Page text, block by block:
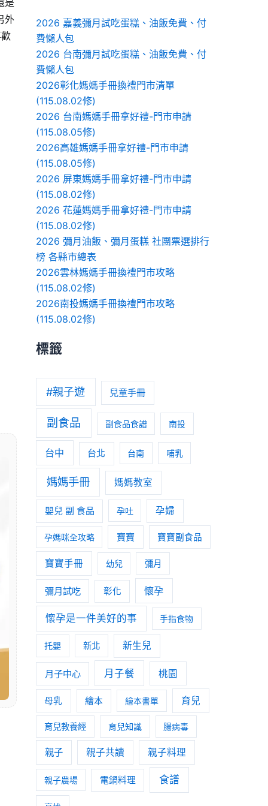
是
外
2026 嘉義彌月試吃蛋糕、油飯免費、付
費懶人包
2026 台南彌月試吃蛋糕、油飯免費、付
費懶人包
2026彰化媽媽手冊換禮門市清單
(115.08.02修)
2026 台南媽媽手冊拿好禮-門市申請
(115.08.05修)
2026高雄媽媽手冊拿好禮-門市申請
(115.08.05修)
2026 屏東媽媽手冊拿好禮-門市申請
(115.08.02修)
2026 花蓮媽媽手冊拿好禮-門市申請
(115.08.02修)
2026 彌月油飯、彌月蛋糕 社團票選排行
榜 各縣市總表
2026雲林媽媽手冊換禮門市攻略
(115.08.02修)
2026南投媽媽手冊換禮門市攻略
(115.08.02修)
標籤
#親子遊 兒童手冊
副食品 副食品食譜 南投
台中 台北 台南 哺乳
媽媽手冊 媽媽教室
嬰兒 副 食品 孕吐 孕婦
孕媽咪全攻略 寶寶 寶寶副食品
寶寶手冊 幼兒 彌月
彌月試吃 彰化 懷孕
懷孕是一件美好的事 手指食物
托嬰 新北 新生兒
月子中心 月子餐 桃園
母乳 繪本 繪本書單 育兒
育兒教養經 育兒知識 腸病毒
親子 親子共讀 親子料理
親子農場 電鍋料理 食譜